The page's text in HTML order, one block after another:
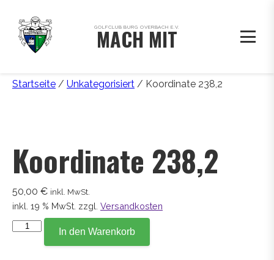
GOLFCLUB BURG OVERBACH E.V.
MACH MIT
Startseite / Unkategorisiert / Koordinate 238,2
Koordinate 238,2
50,00 € inkl. MwSt.
inkl. 19 % MwSt. zzgl. Versandkosten
Koordinate
In den Warenkorb